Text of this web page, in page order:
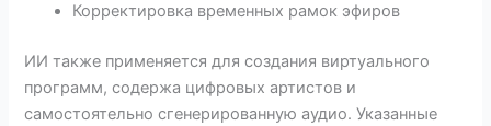
Корректировка временных рамок эфиров
ИИ также применяется для создания виртуального
программ, содержа цифровых артистов и
самостоятельно сгенерированную аудио. Указанные